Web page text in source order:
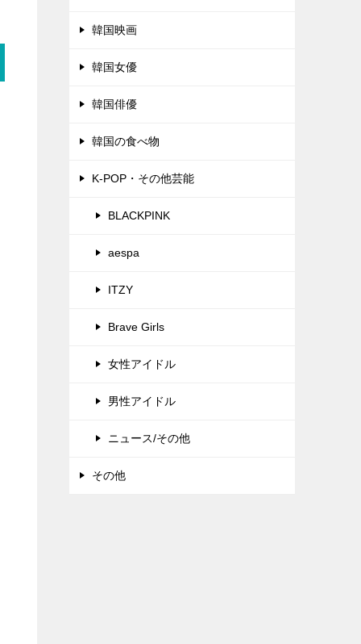
韓国映画
韓国女優
韓国俳優
韓国の食べ物
K-POP・その他芸能
BLACKPINK
aespa
ITZY
Brave Girls
女性アイドル
男性アイドル
ニュース/その他
その他